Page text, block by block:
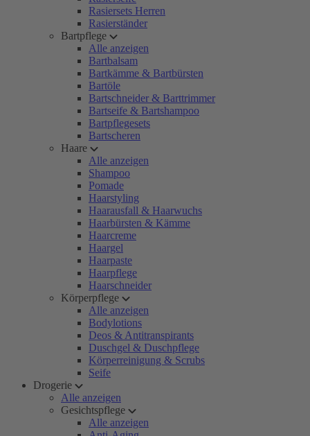
Rasiersets Herren
Rasierständer
Bartpflege
Alle anzeigen
Bartbalsam
Bartkämme & Bartbürsten
Bartöle
Bartschneider & Barttrimmer
Bartseife & Bartshampoo
Bartpflegesets
Bartscheren
Haare
Alle anzeigen
Shampoo
Pomade
Haarstyling
Haarausfall & Haarwuchs
Haarbürsten & Kämme
Haarcreme
Haargel
Haarpaste
Haarpflege
Haarschneider
Körperpflege
Alle anzeigen
Bodylotions
Deos & Antitranspirants
Duschgel & Duschpflege
Körperreinigung & Scrubs
Seife
Drogerie
Alle anzeigen
Gesichtspflege
Alle anzeigen